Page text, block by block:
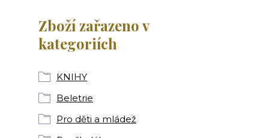
Zboží zařazeno v
kategoriích
KNIHY
Beletrie
Pro děti a mládež